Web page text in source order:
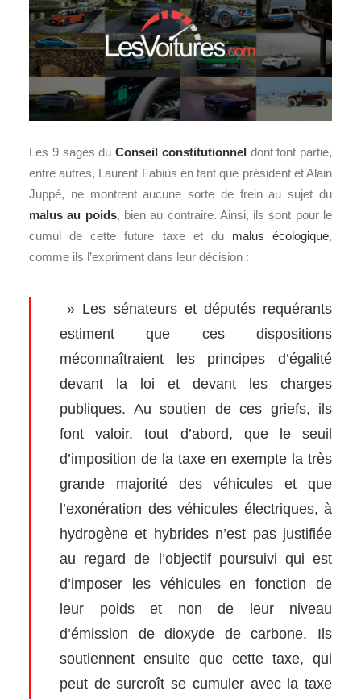
Les 9 sages du Conseil constitutionnel dont font partie,
entre autres, Laurent Fabius en tant que président et Alain
Juppé, ne montrent aucune sorte de frein au sujet du
malus au poids, bien au contraire. Ainsi, ils sont pour le
cumul de cette future taxe et du malus écologique,
comme ils l’expriment dans leur décision :
» Les sénateurs et députés requérants
estiment que ces dispositions
méconnaîtraient les principes d’égalité
devant la loi et devant les charges
publiques. Au soutien de ces griefs, ils
font valoir, tout d’abord, que le seuil
d’imposition de la taxe en exempte la très
grande majorité des véhicules et que
l’exonération des véhicules électriques, à
hydrogène et hybrides n’est pas justifiée
au regard de l’objectif poursuivi qui est
d’imposer les véhicules en fonction de
leur poids et non de leur niveau
d’émission de dioxyde de carbone. Ils
soutiennent ensuite que cette taxe, qui
peut de surcroît se cumuler avec la taxe